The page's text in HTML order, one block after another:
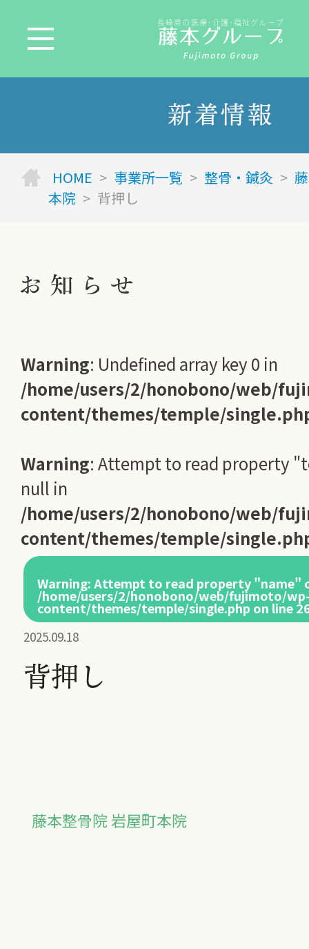
長崎県の医療･介護･福祉グループ
新着情報
HOME > 事業所一覧 > 整骨・鍼灸 >
本院 > 背押し
Warning: Undefined array key 0 in
/home/users/2/honobono/web/
content/themes/temple/
Warning: Attempt to read property
null in
/home/users/2/honobono/web/
content/themes/temple/
Warning: Attempt to read property "name"
/home/users/2/honobono/web/fujimoto/
content/themes/temple/single.php on line
2025.09.18
背押し
藤本整骨院 岩屋町本院